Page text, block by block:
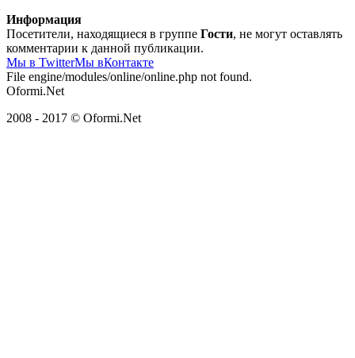
Информация
Посетители, находящиеся в группе Гости, не могут оставлять
комментарии к данной публикации.
Мы в TwitterМы вКонтакте
File engine/modules/online/online.php not found.
Oformi.Net
2008 - 2017 © Oformi.Net